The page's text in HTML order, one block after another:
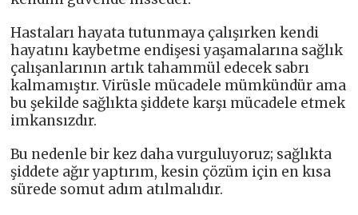
Hastaları hayata tutunmaya çalışırken kendi
hayatını kaybetme endişesi yaşamalarına sağlık
çalışanlarının artık tahammül edecek sabrı
kalmamıştır. Virüsle mücadele mümkündür ama
bu şekilde sağlıkta şiddete karşı mücadele etmek
imkansızdır.
Bu nedenle bir kez daha vurguluyoruz; sağlıkta
şiddete ağır yaptırım, kesin çözüm için en kısa
sürede somut adım atılmalıdır.